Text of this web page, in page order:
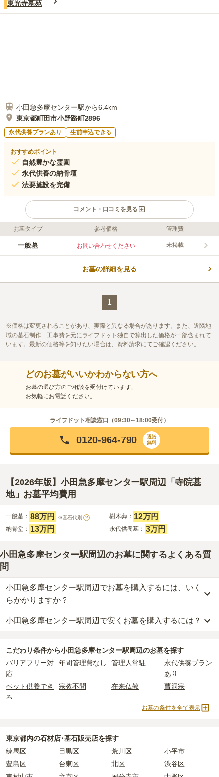
東光寺墓苑
小田急多摩センター駅から6.4km
東京都町田市小野路町2896
永代供養プランあり 生前申込できる
おすすめポイント
自然豊かな霊園
永代供養の納骨壇
法要施設を完備
コメント・口コミを見る
ライフドット編集部のコメント
歴史が残る曹洞宗の古刹・東光寺の境内墓地です。周囲に多摩丘
お堂を建立してお祀りしたことを起源とします。以来、除病延命
この霊園はまだ誰からも評価されていません。
お墓タイプ 参考価格 管理費
一般墓 お問い合わせください 未掲載
お墓の詳細を見る
1
価格は変更されることがあり、実際と異なる場合があります。また、近隣地
域の墓石制作・工事費を元にライフドット独自で算出した価格が一部含まれて
います。最新の価格等を知りたい場合は、資料請求にてご確認ください。
どのお墓がいいかわからない方へ
お墓の選び方のご相談を受付けています。
お気軽にお電話ください。
ライフドット相談窓口（09:30～18:00受付）
0120-964-790
通話
無料
【2026年版】小田急多摩センター駅周辺「寺院墓
地」お墓平均費用
一般墓： 88万円 ※墓石代別 ? 樹木葬： 12万円
納骨堂： 13万円 永代供養墓： 3万円
小田急多摩センター駅周辺のお墓に関するよくある質
問
小田急多摩センター駅周辺でお墓を購入するには、いく
らかかりますか？
小田急多摩センター駅周辺での購入費用の目安は、一般墓が約252
万円、樹木葬が約47万円、納骨堂が約13万円、永代供養墓が約29
一般墓を建てる場合は、「永代使用料（土地代）」と「墓石代」の
2つが主な費用となります。
小田急多摩センター駅周辺
の一般墓の永代使用料の平均は
で、墓石代は東京都の平均 166.9万円です。いずれも区画の広さや
墓石の大きさ・素材によって変わります。
樹木葬・納骨堂・永代供養墓は、基本的に墓石代がかからず、永代
なお、お墓によっては以下の費用が別途かかる場合があります。
・開眼法要の費用：お墓を新しく建てた際に行う儀式のための費
用。僧侶に渡すお布施がかかります。
・ 納骨式の費用
：お墓に遺骨を納める儀式のための費用。僧侶に渡
小田急多摩センター駅周辺で安くお墓を購入するには？
供養墓で、3万円からお求めいただけます。
一般的に最も費用を抑えられるのは、他の方のご遺骨と一緒に埋葬
する
と呼ばれるタイプです。個別のお墓に
比べて省スペースで管理の手間がかからないため、費用が安く設定
されています。
価格の目安は、1名あたり5万円〜30万円程度です。
安い順で並び替えてお墓を探すのがおすすめです。
こだわり条件から小田急多摩センター駅周辺のお墓を探す
バリアフリー対
応
年間管理費なし 管理人常駐
永代供養プラン
あり
ペット供養でき
る
宗教不問 在来仏教 曹洞宗
納骨堂
2人用区画あり
3人用区画あり
お墓の条件を全て表示
東京都内の石材店･墓石販売店を探す
練馬区
目黒区 荒川区
小平市
豊島区
台東区 北区
渋谷区